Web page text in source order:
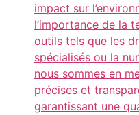
impact sur
l’importance de la
outils tels que les
spécialisés ou la
nous sommes en
précises et
garantissant une